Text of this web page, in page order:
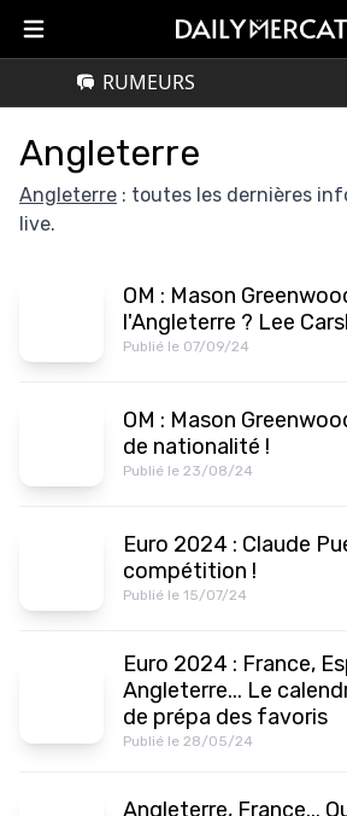
RUMEURS
Angleterre
Angleterre : toutes les dernières
live.
OM : Mason
l'Angleterre ? Lee
Publié le 07/09/24
OM : Mason
de nationalité !
Publié le 23/08/24
Euro 2024 : Claude
compétition !
Publié le 15/07/24
Euro 2024 : France,
Angleterre... Le
de prépa des favoris
Publié le 28/05/24
Angleterre, France...